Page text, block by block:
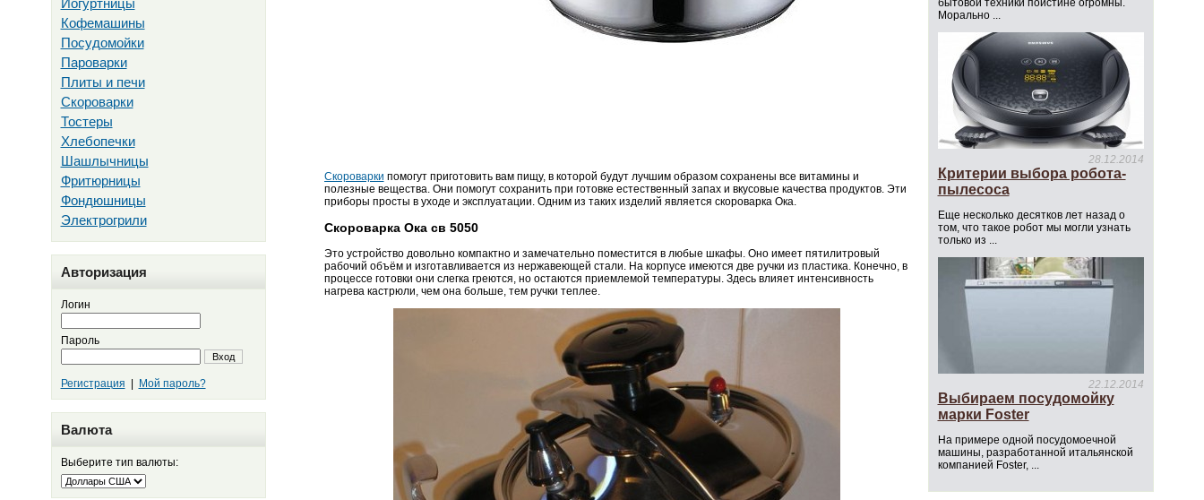
Йогуртницы
Кофемашины
Посудомойки
Пароварки
Плиты и печи
Скороварки
Тостеры
Хлебопечки
Шашлычницы
Фритюрницы
Фондюшницы
Электрогрили
Авторизация
Логин
Пароль
Вход
Регистрация Мой пароль?
Валюта
Выберите тип валюты:
Скороварки помогут приготовить вам пищу, в которой будут лучшим образом сохранены все витамины и
полезные вещества. Они помогут сохранить при готовке естественный запах и вкусовые качества продуктов. Эти
приборы просты в уходе и эксплуатации. Одним из таких изделий является скороварка Ока.
Скороварка Ока cв 5050
Это устройство довольно компактно и замечательно поместится в любые шкафы. Оно имеет пятилитровый
рабочий объём и изготавливается из нержавеющей стали. На корпусе имеются две ручки из пластика. Конечно, в
процессе готовки они слегка греются, но остаются приемлемой температуры. Здесь влияет интенсивность
нагрева кастрюли, чем она больше, тем ручки теплее.
бытовой техники поистине огромны.
Морально ...
28.12.2014
Критерии выбора робота-
пылесоса
Еще несколько десятков лет назад о
том, что такое робот мы могли узнать
только из ...
22.12.2014
Выбираем посудомойку
марки Foster
На примере одной посудомоечной
машины, разработанной итальянской
компанией Foster, ...